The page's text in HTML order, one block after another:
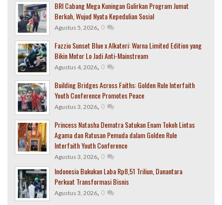
BRI Cabang Mega Kuningan Gulirkan Program Jumat
Berkah, Wujud Nyata Kepedulian Sosial
Agustus 5, 2026, 0
Fazzio Sunset Blue x Alkateri: Warna Limited Edition yang
Bikin Motor Lo Jadi Anti-Mainstream
Agustus 4, 2026, 0
Building Bridges Across Faiths: Golden Rule Interfaith
Youth Conference Promotes Peace
Agustus 3, 2026, 0
Princess Natasha Dematra Satukan Enam Tokoh Lintas
Agama dan Ratusan Pemuda dalam Golden Rule
Interfaith Youth Conference
Agustus 3, 2026, 0
Indonesia Bukukan Laba Rp8,51 Triliun, Danantara
Perkuat Transformasi Bisnis
Agustus 3, 2026, 0